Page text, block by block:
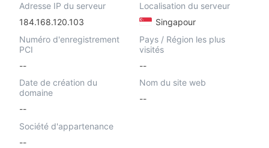
Adresse IP du serveur
184.168.120.103
Localisation du serveur
Singapour
Numéro d'enregistrement
PCI
--
Pays / Région les plus
visités
--
Date de création du
domaine
--
Nom du site web
--
Société d'appartenance
--